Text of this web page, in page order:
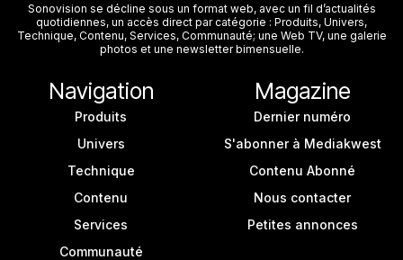
Sonovision se décline sous un format web, avec un fil d’actualités
quotidiennes, un accès direct par catégorie : Produits, Univers,
Technique, Contenu, Services, Communauté; une Web TV, une galerie
photos et une newsletter bimensuelle.
Navigation
Produits
Univers
Technique
Contenu
Services
Communauté
Magazine
Dernier numéro
S'abonner à Mediakwest
Contenu Abonné
Nous contacter
Petites annonces